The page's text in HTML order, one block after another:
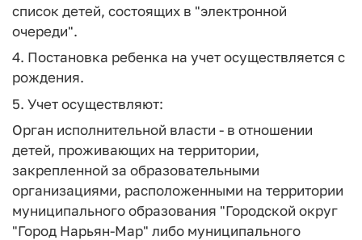
список детей, состоящих в "электронной
очереди".
4. Постановка ребенка на учет осуществляется с
рождения.
5. Учет осуществляют:
Орган исполнительной власти - в отношении
детей, проживающих на территории,
закрепленной за образовательными
организациями, расположенными на территории
муниципального образования "Городской округ
"Город Нарьян-Мар" либо муниципального